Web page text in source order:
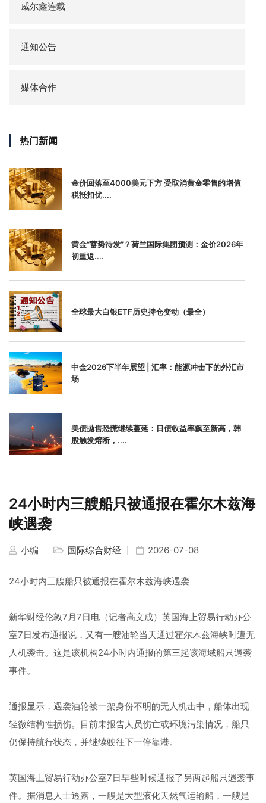
威尔鑫连载
通知公告
媒体合作
热门新闻
金价回落至4000美元下方 受取消黄金零售的增值
税抵扣优....
黄金“蓄势待发”？荷兰国际集团预测：金价2026年
初重返....
全球最大白银ETF历史持仓变动（最全）
中金2026下半年展望 | 汇率：能源冲击下的外汇市
场
美债抛售恐慌继续蔓延：日债收益率飙至新高，韩
股触发熔断，....
24小时内三艘船只被通报在霍尔木兹海
峡遇袭
小编 国际综合财经 2026-07-08
24小时内三艘船只被通报在霍尔木兹海峡遇袭
新华财经伦敦7月7日电（记者高文成）英国海上贸易行动办公
室7日发布通报说，又有一艘油轮当天通过霍尔木兹海峡时遭无
人机袭击。这是该机构24小时内通报的第三起该海域船只遇袭
事件。
通报显示，遇袭油轮被一架身份不明的无人机击中，船体出现
轻微结构性损伤。目前未报告人员伤亡或环境污染情况，船只
仍保持航行状态，并继续驶往下一停靠港。
英国海上贸易行动办公室7日早些时候通报了另两起船只遇袭事
件。据消息人士透露，一艘是大型液化天然气运输船，一艘是